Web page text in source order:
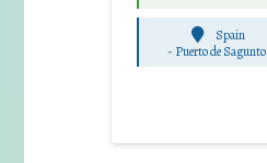
Spain
- Puerto de Sagunto